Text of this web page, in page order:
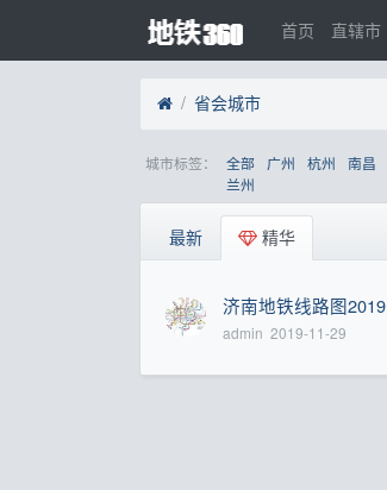
首页 直辖市
省会城市
城市标签： 全部 广州 杭州 南昌
兰州
最新 精华
济南地铁线路图2019
admin 2019-11-29